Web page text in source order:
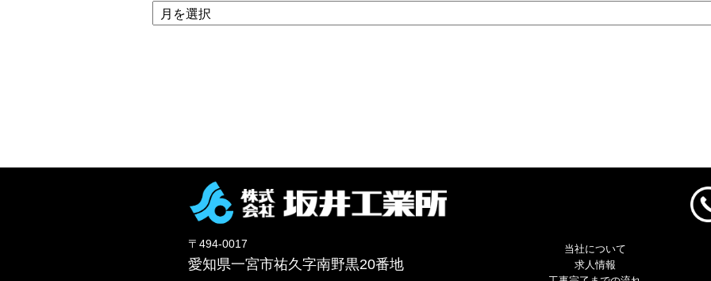
〒494-0017
愛知県一宮市祐久字南野黒20番地
当社について
求人情報